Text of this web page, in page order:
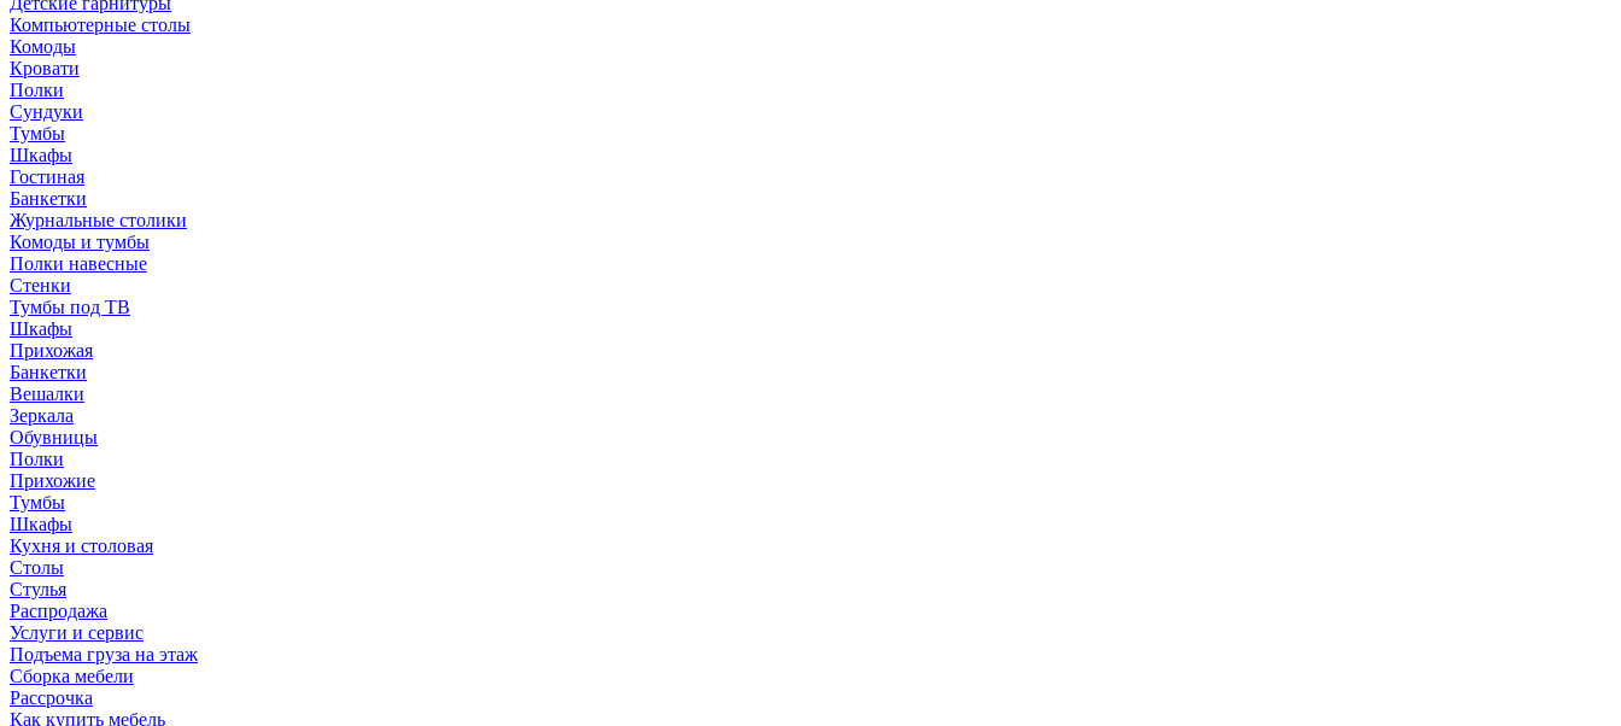
Компьютерные столы
Комоды
Кровати
Полки
Сундуки
Тумбы
Шкафы
Гостиная
Банкетки
Журнальные столики
Комоды и тумбы
Полки навесные
Стенки
Тумбы под ТВ
Шкафы
Прихожая
Банкетки
Вешалки
Зеркала
Обувницы
Полки
Прихожие
Тумбы
Шкафы
Кухня и столовая
Столы
Стулья
Распродажа
Услуги и сервис
Подъема груза на этаж
Сборка мебели
Рассрочка
Как купить мебель